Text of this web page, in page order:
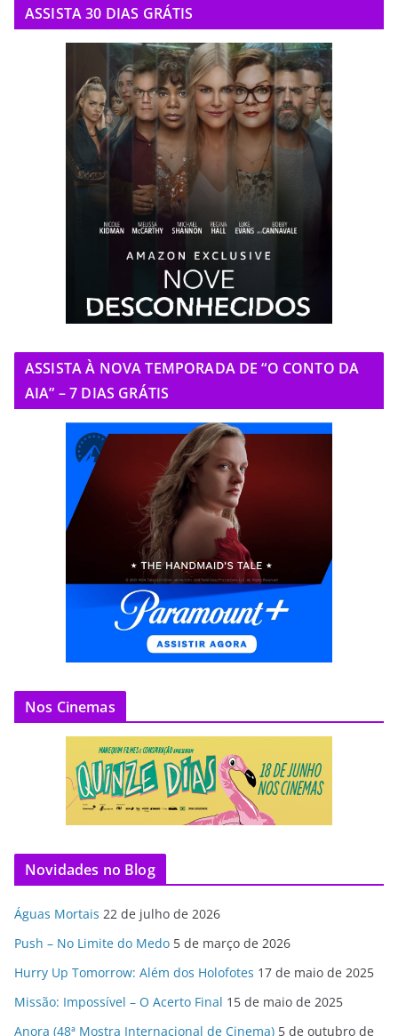
ASSISTA 30 DIAS GRÁTIS
ASSISTA À NOVA TEMPORADA DE “O CONTO DA
AIA” – 7 DIAS GRÁTIS
Nos Cinemas
Novidades no Blog
Águas Mortais 22 de julho de 2026
Push – No Limite do Medo 5 de março de 2026
Hurry Up Tomorrow: Além dos Holofotes 17 de maio de 2025
Missão: Impossível – O Acerto Final 15 de maio de 2025
Anora (48ª Mostra Internacional de Cinema) 5 de outubro de